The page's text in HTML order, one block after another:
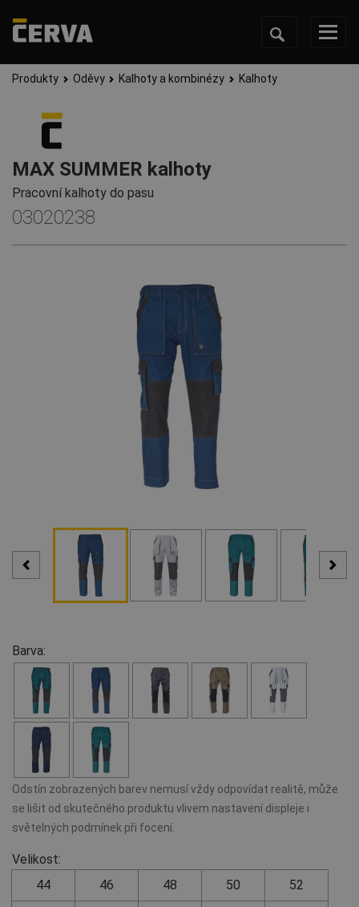
Produkty Oděvy Kalhoty a kombinézy Kalhoty
MAX SUMMER kalhoty
Pracovní kalhoty do pasu
03020238
Barva:
Odstín zobrazených barev nemusí vždy odpovídat realitě, může
se lišit od skutečného produktu vlivem nastavení displeje i
světelných podmínek při focení.
Velikost:
44
46 48 50 52